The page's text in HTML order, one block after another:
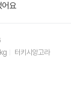
요
터키시앙고라